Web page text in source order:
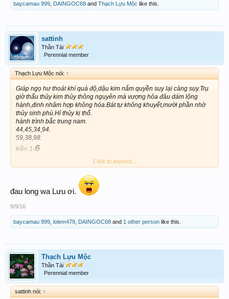
baycamau 999 DAINGOC68 and Thạch Lựu Mộc like this.
sattinh
Thần Tài
Perennial member
Thạch Lựu Mộc nói: ↑
Giáp ngọ hư thoát khí quá độ,dậu kim nắm quyền suy lại càng suy.Trụ
giờ thấu thủy kim thủy thông nguyên mà vượng hỏa đâu dám lộng
hành,đinh nhâm hợp không hóa.Bát tự không khuyết,mười phần nhờ
thủy sinh phù.Hỉ thủy kị thổ.
hành trình bắc trung nam.
44,45,34,94.
59,38,98.
kiền 1-6
Click to expand...
đau long wa Lưu ơi.
9/9/16
baycamau 999 lolem479 DAINGOC68 and 1 other person like this.
Thạch Lựu Mộc
Thần Tài
Perennial member
sattinh nói: ↑